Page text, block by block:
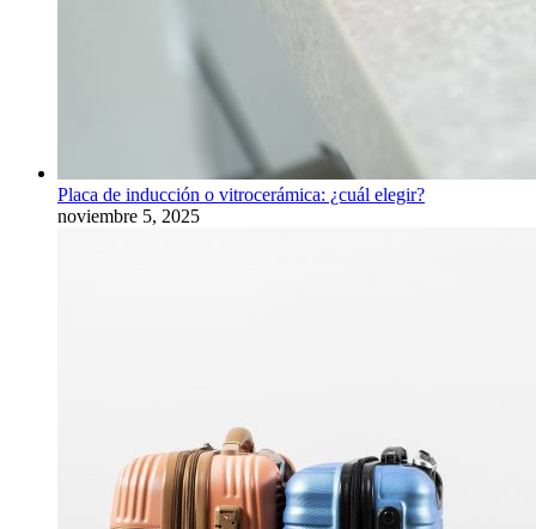
Placa de inducción o vitrocerámica: ¿cuál elegir?
noviembre 5, 2025